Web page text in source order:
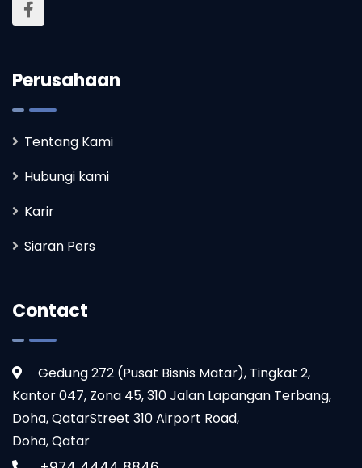
Perusahaan
Tentang Kami
Hubungi kami
Karir
Siaran Pers
Contact
Gedung 272 (Pusat Bisnis Matar), Tingkat 2,
Kantor 047, Zona 45, 310 Jalan Lapangan Terbang,
Doha, QatarStreet 310 Airport Road,
Doha, Qatar